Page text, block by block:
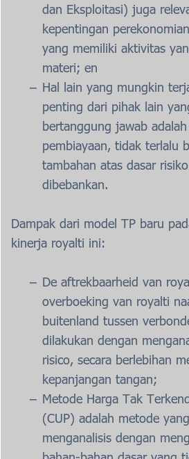
dan Eksploitasi) juga
kepentingan
yang memiliki aktivitas
materi; en
Hal lain yang mungkin
penting dari pihak lain
bertanggung jawab
pembiayaan, tidak terlalu
tambahan atas dasar
dibebankan.
Dampak dari model TP baru
kinerja royalti ini:
De aftrekbaarheid van
overboeking van royalti
buitenland tussen
dilakukan dengan
risico, secara berlebihan
kepanjangan tangan;
Metode Harga Tak
(CUP) adalah metode
menganalisis dengan